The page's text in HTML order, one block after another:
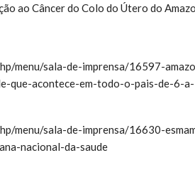
ao Câncer do Colo do Útero do
menu/sala-de-imprensa/16597-
que-acontece-em-todo-o-pais-de-6-
menu/sala-de-imprensa/16630-
nacional-da-saude